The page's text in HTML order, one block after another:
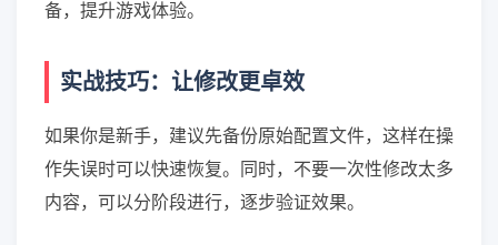
备，提升游戏体验。
实战技巧：让修改更卓效
如果你是新手，建议先备份原始配置文件，这样在操
作失误时可以快速恢复。同时，不要一次性修改太多
内容，可以分阶段进行，逐步验证效果。